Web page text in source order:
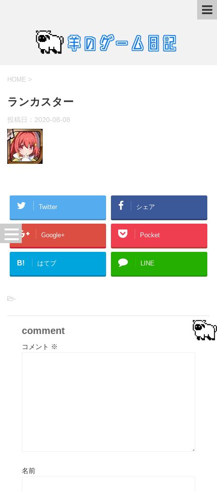
HOME >
ランカスター
投稿日： 2020-08-08
Twitter シェア
Google+ Pocket
B! はてブ LINE
-
comment
コメント ※
名前